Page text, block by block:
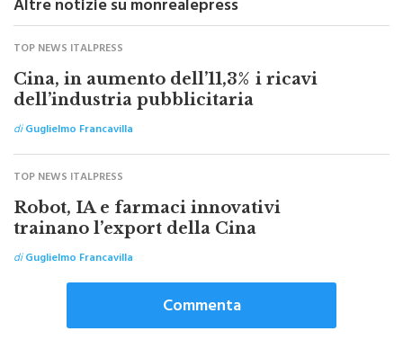
TOP NEWS ITALPRESS
Cina, in aumento dell’11,3% i ricavi
dell’industria pubblicitaria
diGuglielmo Francavilla
TOP NEWS ITALPRESS
Robot, IA e farmaci innovativi
trainano l’export della Cina
diGuglielmo Francavilla
Commenta